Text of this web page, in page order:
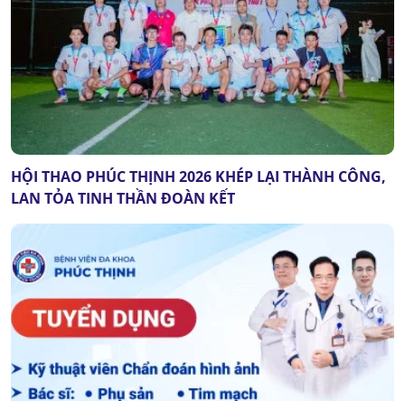
HỘI THAO PHÚC THỊNH 2026 KHÉP LẠI THÀNH CÔNG,
LAN TỎA TINH THẦN ĐOÀN KẾT